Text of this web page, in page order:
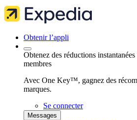
Obtenir l’appli
Obtenez des réductions
membres
Avec One Key™, gagnez des
marques.
Se connecter
Messages